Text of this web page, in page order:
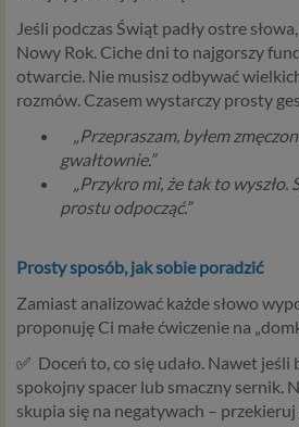
Jeśli podczas Świąt padły ostre
Nowy Rok. Ciche dni to najgorszy
otwarcie. Nie musisz odbywać
rozmów. Czasem wystarczy prosty
„Przepraszam, byłem
gwałtownie.”
„Przykro mi, że tak to wyszło.
prostu odpocząć.”
Prosty sposób, jak sobie poradzić
Zamiast analizować każde słowo
proponuję Ci małe ćwiczenie na
✅ Doceń to, co się udało. Nawet jeśli
spokojny spacer lub smaczny sernik.
skupia się na negatywach –